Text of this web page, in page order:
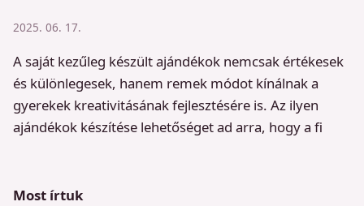
2025. 06. 17.
A saját kezűleg készült ajándékok nemcsak értékesek
és különlegesek, hanem remek módot kínálnak a
gyerekek kreativitásának fejlesztésére is. Az ilyen
ajándékok készítése lehetőséget ad arra, hogy a fi
Most írtuk